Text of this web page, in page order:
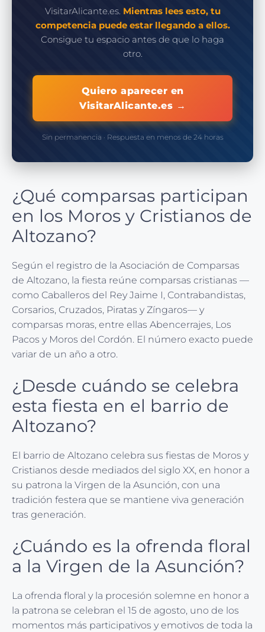
VisitarAlicante.es. Mientras lees esto, tu
competencia puede estar llegando a ellos.
Consigue tu espacio antes de que lo haga
otro.
Quiero aparecer en
VisitarAlicante.es →
Sin permanencia · Respuesta en menos de 24 horas
¿Qué comparsas participan
en los Moros y Cristianos de
Altozano?
Según el registro de la Asociación de Comparsas
de Altozano, la fiesta reúne comparsas cristianas —
como Caballeros del Rey Jaime I, Contrabandistas,
Corsarios, Cruzados, Piratas y Zíngaros— y
comparsas moras, entre ellas Abencerrajes, Los
Pacos y Moros del Cordón. El número exacto puede
variar de un año a otro.
¿Desde cuándo se celebra
esta fiesta en el barrio de
Altozano?
El barrio de Altozano celebra sus fiestas de Moros y
Cristianos desde mediados del siglo XX, en honor a
su patrona la Virgen de la Asunción, con una
tradición festera que se mantiene viva generación
tras generación.
¿Cuándo es la ofrenda floral
a la Virgen de la Asunción?
La ofrenda floral y la procesión solemne en honor a
la patrona se celebran el 15 de agosto, uno de los
momentos más participativos y emotivos de toda la